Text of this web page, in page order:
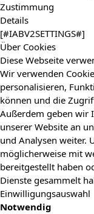
Zustimmung
Details
[#IABV2SETTINGS#]
Über Cookies
Diese Webseite
Wir verwenden
personalisieren,
können und die
Außerdem geben wir
unserer Website an
und Analysen weiter.
möglicherweise mit
bereitgestellt haben
Dienste gesammelt
Einwilligungsauswahl
Notwendig